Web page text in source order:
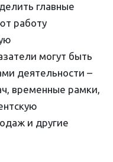
главные
работу
могут быть
деятельности –
временные рамки,
и другие